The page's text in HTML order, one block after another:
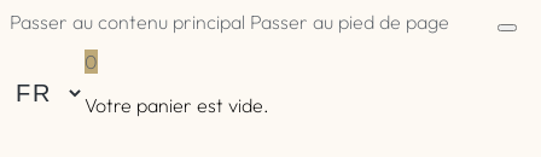
Passer au contenu principal Passer au pied de page
0
Votre panier est vide.